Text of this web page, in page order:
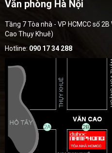
Văn phòng Hà Nội
Tầng 7 Tòa nhà - VP HCMCC số
Cao Thụy Khuê)
Hotline: 090 17 34 288